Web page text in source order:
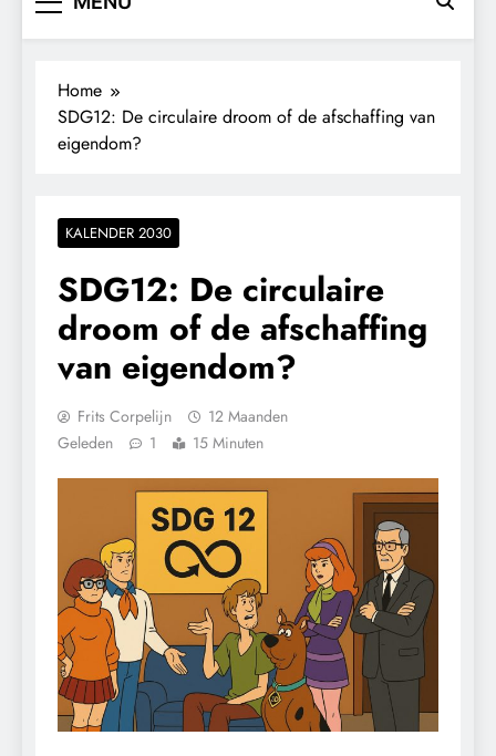
Home
SDG12: De circulaire droom of de afschaffing van
eigendom?
KALENDER 2030
SDG12: De circulaire
droom of de afschaffing
van eigendom?
Frits Corpelijn
12 Maanden
Geleden
1 15 Minuten